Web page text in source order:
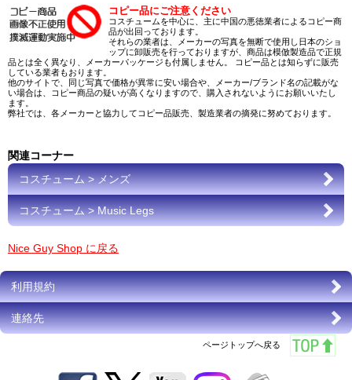
コピー品にご注意ください
コスチュームを中心に、主に中国の悪徳業者によるコピー商
品が出回っております。
それらの業者は、メーカーの写真を無断で使用し日本のショ
ップに卸販売を行っておりますが、商品は模倣製造品で正規
品とは全く異なり、メーカーパッケージも付属しません。 コピー品とは知らずに販売
している業者もおります。
他のサイトで、同じ写真で価格が異常に安い場合や、メーカー/ブランド名の記載がな
い場合は、コピー商品の疑いが高くなりますので、購入されないようにお願いいたし
ます。
弊社では、各メーカーと協力してコピー品販売、製造業者の摘発に努めております。
関連コーナー
コスチューム > メンズ
コスチューム > Music Legs
Nice Guy Shop に戻る
利用規約
連絡先
ページトップへ戻る